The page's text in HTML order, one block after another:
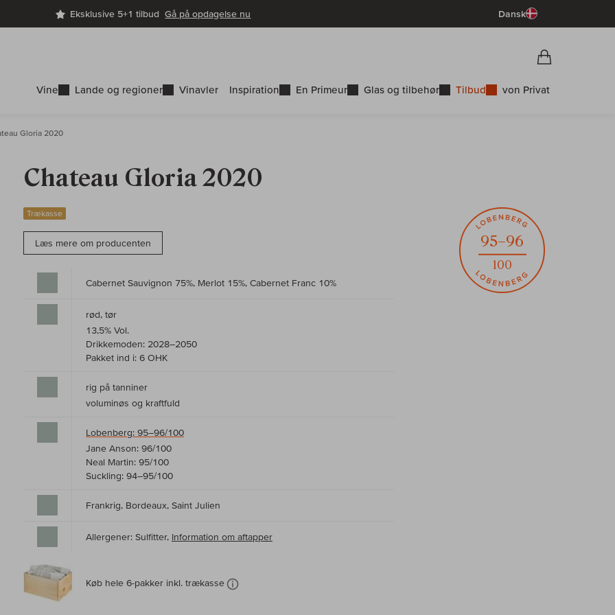
Eksklusive 5+1 tilbudGå på opdagelse nu Dansk
Vine Lande og regioner Vinavler Inspiration En Primeur Glas og tilbehør Tilbud von Privat
Gloria 2020
Chateau Gloria 2020
Trækasse
Læs mere om producenten 95–96
100
Cabernet Sauvignon 75%, Merlot 15%, Cabernet Franc 10%
rød, tør
13,5% Vol.
Drikkemoden: 2028–2050
Pakket ind i: 6 OHK
rig på tanniner
voluminøs og kraftfuld
Lobenberg: 95–96/100
Jane Anson: 96/100
Neal Martin: 95/100
Suckling: 94–95/100
Frankrig, Bordeaux, Saint Julien
Allergener: Sulfitter, Information om aftapper
Køb hele 6-pakker inkl. trækasse